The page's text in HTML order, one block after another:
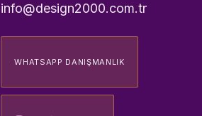
info@design2000.com.tr
WHATSAPP DANIŞMANLIK